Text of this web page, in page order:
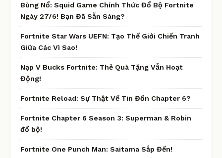
Bùng Nổ: Squid Game Chính Thức Đổ Bộ Fortnite
Ngày 27/6! Bạn Đã Sẵn Sàng?
Fortnite Star Wars UEFN: Tạo Thế Giới Chiến Tranh
Giữa Các Vì Sao!
Nạp V Bucks Fortnite: Thẻ Quà Tặng Vẫn Hoạt
Động!
Fortnite Reload: Sự Thật Về Tin Đồn Chapter 6?
Fortnite Chapter 6 Season 3: Superman & Robin
đổ bộ!
Fortnite One Punch Man: Saitama Sắp Đến!